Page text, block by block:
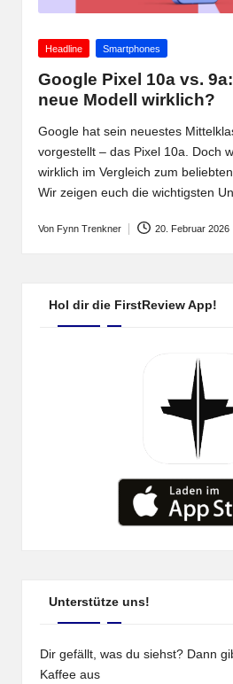
Posted
Headline Smartphones
Google Pixel 10a vs.
neue Modell wirklich?
Google hat sein neuestes
vorgestellt – das Pixel 10a. Doch
wirklich im Vergleich zum
Wir zeigen euch die wichtigsten
Posted
Von Fynn Trenkner 20. Februar 2026
Hol dir die FirstReview App!
Unterstütze uns!
Dir gefällt, was du siehst? Dann
Kaffee aus